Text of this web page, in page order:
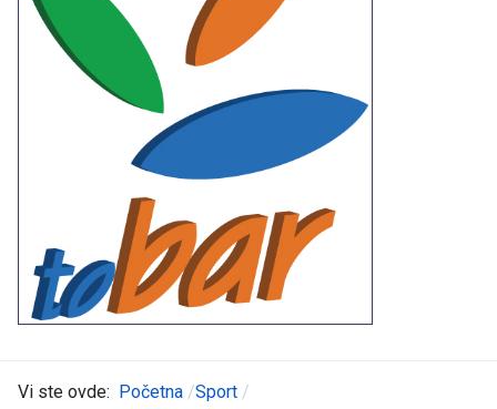
Vi ste ovde: Početna Sport